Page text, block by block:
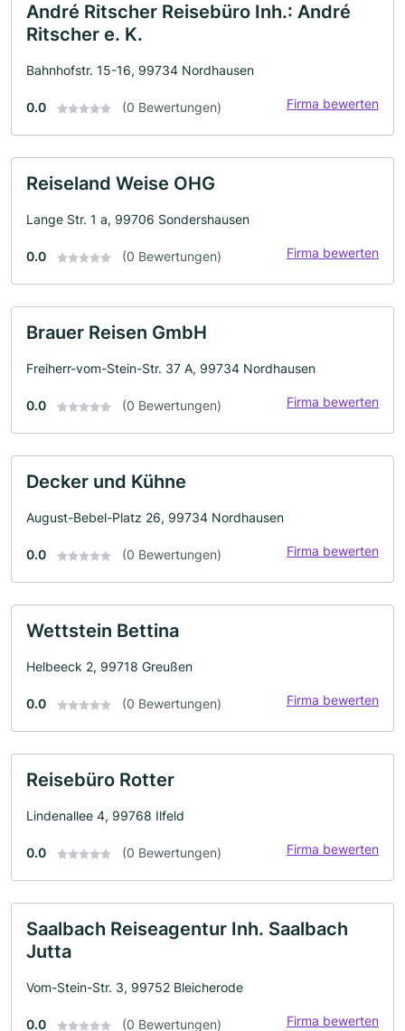
André Ritscher Reisebüro Inh.: André
Ritscher e. K.
Bahnhofstr. 15-16, 99734 Nordhausen
0.0 (0 Bewertungen) Firma bewerten
Reiseland Weise OHG
Lange Str. 1 a, 99706 Sondershausen
0.0 (0 Bewertungen) Firma bewerten
Brauer Reisen GmbH
Freiherr-vom-Stein-Str. 37 A, 99734 Nordhausen
0.0 (0 Bewertungen) Firma bewerten
Decker und Kühne
August-Bebel-Platz 26, 99734 Nordhausen
0.0 (0 Bewertungen) Firma bewerten
Wettstein Bettina
Helbeeck 2, 99718 Greußen
0.0 (0 Bewertungen) Firma bewerten
Reisebüro Rotter
Lindenallee 4, 99768 Ilfeld
0.0 (0 Bewertungen) Firma bewerten
Saalbach Reiseagentur Inh. Saalbach
Jutta
Vom-Stein-Str. 3, 99752 Bleicherode
0.0 (0 Bewertungen) Firma bewerten